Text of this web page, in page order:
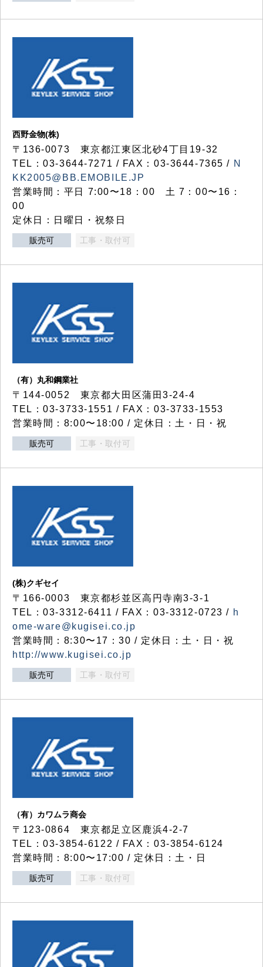
西野金物(株)
〒136-0073 東京都江東区北砂4丁目19-32
TEL：03‐3644‐7271 / FAX：03-3644-7365 / N
KK2005@BB.EMOBILE.JP
営業時間：平日 7:00〜18：00 土 7：00〜16：
00
定休日：日曜日・祝祭日
販売可 工事・取付可
（有）丸和鋼業社
〒144-0052 東京都大田区蒲田3-24-4
TEL：03-3733-1551 / FAX：03-3733-1553
営業時間：8:00〜18:00 / 定休日：土・日・祝
販売可 工事・取付可
(株)クギセイ
〒166-0003 東京都杉並区高円寺南3-3-1
TEL：03-3312-6411 / FAX：03-3312-0723 / h
ome-ware@kugisei.co.jp
営業時間：8:30〜17：30 / 定休日：土・日・祝
http://www.kugisei.co.jp
販売可 工事・取付可
（有）カワムラ商会
〒123-0864 東京都足立区鹿浜4-2-7
TEL：03-3854-6122 / FAX：03-3854-6124
営業時間：8:00〜17:00 / 定休日：土・日
販売可 工事・取付可